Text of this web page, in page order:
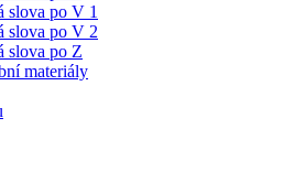
slova po V 1
slova po V 2
slova po Z
materiály